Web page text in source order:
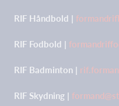
RIF Håndbold |
RIF Fodbold |
RIF Badminton |
RIF Skydning |